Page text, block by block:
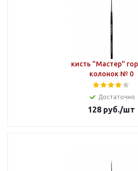
кисть "Мастер"
колонок № 0
Достаточно
128 руб./шт